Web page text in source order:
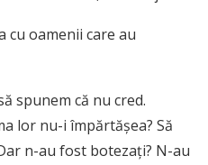
cu oamenii care au
spunem că nu cred.
lor nu-i împărtăşea? Să
n-au fost botezaţi? N-au